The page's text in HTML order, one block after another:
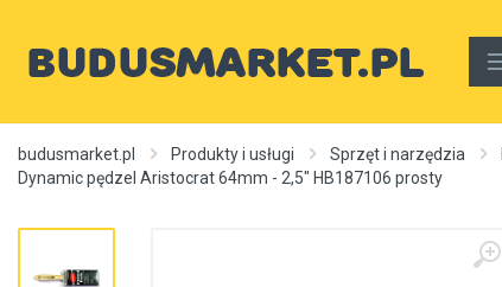
Materiały budowlane
Wnętrze
Zewnętrzny
budusmarket.pl Produkty i usługi Sprzęt i narzędzia
Dynamic pędzel Aristocrat 64mm - 2,5" HB187106 prosty